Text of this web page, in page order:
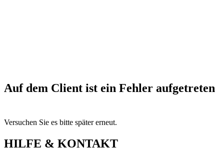
Auf dem Client ist ein Fehler aufgetreten
Versuchen Sie es bitte später erneut.
HILFE & KONTAKT